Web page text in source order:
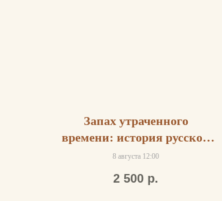
Запах утраченного
времени: история русской
парфюмерии
8 августа 12:00
2 500 р.